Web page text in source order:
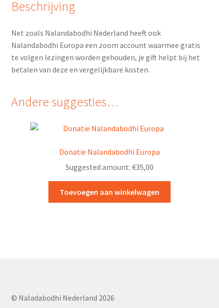
Beschrijving
Net zoals Nalandabodhi Nederland heeft ook
Nalandabodhi Europa een zoom account waarmee gratis
te volgen lezingen worden gehouden, je gift helpt bij het
betalen van deze en vergelijkbare kosten.
Andere suggesties…
Donatie Nalandabodhi Europa
Suggested amount: €35,00
Toevoegen aan winkelwagen
© Naladabodhi Nederland 2026